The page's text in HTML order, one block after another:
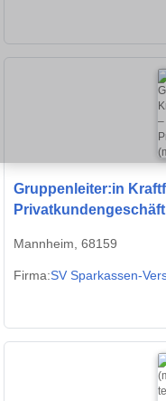
Gruppenleiter:in
Mannheim, 68159
Firma:SV Sparkassen-